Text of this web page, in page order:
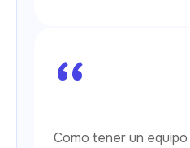
“
Como tener un